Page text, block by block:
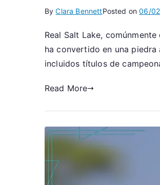
ByClara BennettPosted on06/
Real Salt Lake,
ha convertido en una
incluidos títulos de
Read More